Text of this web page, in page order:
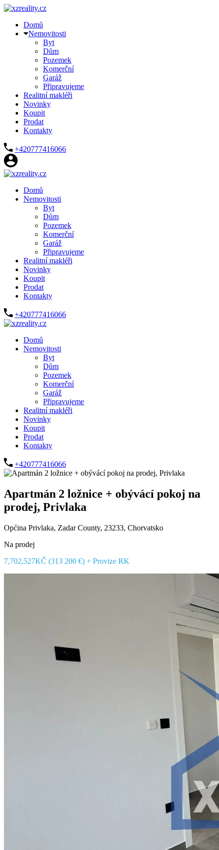
Domů
Nemovitosti
Byt
Dům
Pozemek
Komerční
Garáž
Připravujeme
Realitní makléři
Novinky
Koupit
Prodat
Kontakty
+420777416066
Domů
Nemovitosti
Byt
Dům
Pozemek
Komerční
Garáž
Připravujeme
Realitní makléři
Novinky
Koupit
Prodat
Kontakty
+420777416066
Domů
Nemovitosti
Byt
Dům
Pozemek
Komerční
Garáž
Připravujeme
Realitní makléři
Novinky
Koupit
Prodat
Kontakty
+420777416066
Apartmán 2 ložnice + obývácí pokoj na
prodej, Privlaka
Općina Privlaka, Zadar County, 23233, Chorvatsko
Na prodej
7,702,527KČ (313 200 €) + Provize RK